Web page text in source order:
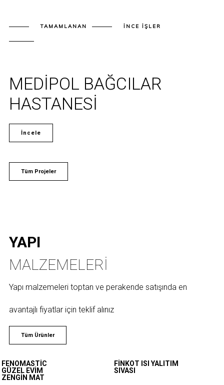
TAMAMLANAN İNCE İŞLER
MEDİPOL BAĞCILAR
HASTANESİ
İncele
Tüm Projeler
YAPI
MALZEMELERI
Yapı malzemeleri toptan ve perakende satışında en
avantajlı fiyatlar için teklif alınız
Tüm Ürünler
FENOMASTIC
GÜZEL EVIM
ZENGIN MAT
FINKOT ISI YALITIM
SIVASI